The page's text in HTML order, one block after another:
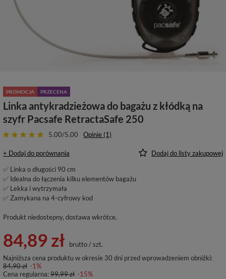
PROMOCJA PRZECENA
Linka antykradzieżowa do bagażu z kłódką na
szyfr Pacsafe RetractaSafe 250
5.00/5.00 Opinie (1)
+ Dodaj do porównania
Dodaj do listy zakupowej
✅ Linka o długości 90 cm
✅ Idealna do łączenia kilku elementów bagażu
✅ Lekka i wytrzymała
✅ Zamykana na 4-cyfrowy kod
Produkt niedostepny, dostawa wkrótce
84,89 zł brutto/szt.
Najniższa cena produktu w okresie 30 dni przed wprowadzeniem obniżki:
84,90 zł -1%
Cena regularna:99,99 zł -15%